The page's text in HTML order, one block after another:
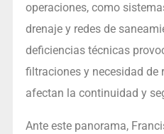
operaciones, como
drenaje y redes de
deficiencias técnicas
filtraciones y necesidad de
afectan la continuidad y
Ante este panorama,